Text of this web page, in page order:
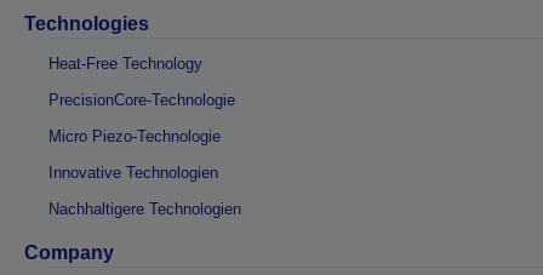
Technologies
Heat-Free Technology
PrecisionCore-Technologie
Micro Piezo-Technologie
Innovative Technologien
Nachhaltigere Technologien
Company